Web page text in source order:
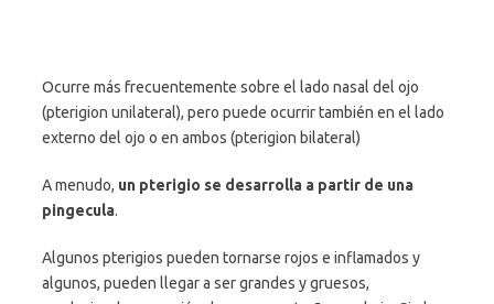
Ocurre más frecuentemente sobre el lado nasal del ojo
(pterigion unilateral), pero puede ocurrir también en el lado
externo del ojo o en ambos (pterigion bilateral)
A menudo, un pterigio se desarrolla a partir de una
pingecula.
Algunos pterigios pueden tornarse rojos e inflamados y
algunos, pueden llegar a ser grandes y gruesos,